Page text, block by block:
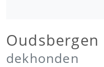
Oudsbergen
dekhonden